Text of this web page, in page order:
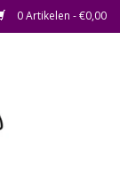
0 Artikelen - €0,00